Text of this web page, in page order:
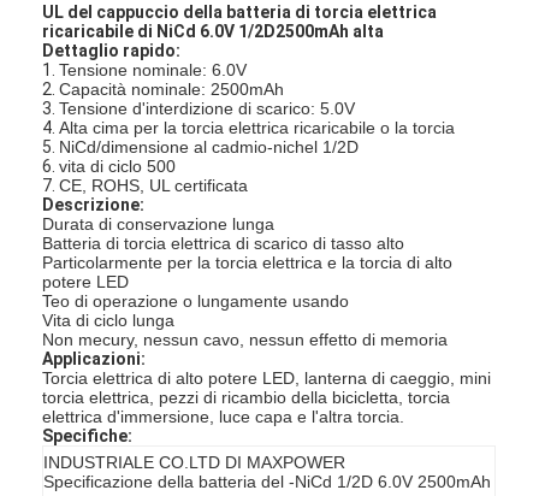
UL del cappuccio della batteria di torcia elettrica
ricaricabile di NiCd 6.0V 1/2D2500mAh alta
Dettaglio rapido:
1.Tensione nominale: 6.0V
2.Capacità nominale: 2500mAh
3.Tensione d'interdizione di scarico: 5.0V
4.Alta cima per la torcia elettrica ricaricabile o la torcia
5. NiCd/dimensione al cadmio-nichel 1/2D
6.vita di ciclo 500
7.CE, ROHS, UL certificata
Descrizione:
Durata di conservazione lunga
Batteria di torcia elettrica di scarico di tasso alto
Particolarmente per la torcia elettrica e la torcia di alto
potere LED
Teo di operazione o lungamente usando
Vita di ciclo lunga
Non mecury, nessun cavo, nessun effetto di memoria
Applicazioni:
Torcia elettrica di alto potere LED, lanterna di caeggio, mini
torcia elettrica, pezzi di ricambio della bicicletta, torcia
elettrica d'immersione, luce capa e l'altra torcia.
Specifiche:
INDUSTRIALE CO.LTD DI MAXPOWER
Specificazione della batteria del -NiCd 1/2D 6.0V 2500mAh